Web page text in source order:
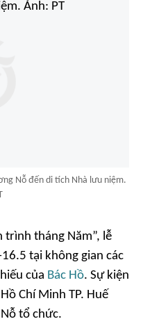
Nỗ đến di tích Nhà lưu niệm.
trình tháng Năm”, lễ
tại không gian các
của Bác Hồ. Sự kiện
Chí Minh TP. Huế
tổ chức.